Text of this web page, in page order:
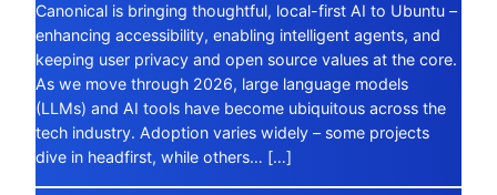
Canonical is bringing thoughtful, local-first AI to Ubuntu –
enhancing accessibility, enabling intelligent agents, and
keeping user privacy and open source values at the core.
As we move through 2026, large language models
(LLMs) and AI tools have become ubiquitous across the
tech industry. Adoption varies widely – some projects
dive in headfirst, while others… […]